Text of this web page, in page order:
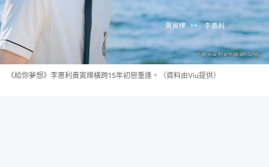
《給你夢想》李惠利黃寅燁橫跨15年初戀重逢。（資料由Viu提供）